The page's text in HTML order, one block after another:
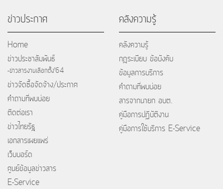
ข่าวประกาศ
Home
ข่าวประชาสัมพันธ์
-ข่าวสารงานเลือกตั้ง'64
ข่าวจัดซื้อจัดจ้าง/ประกาศ
คำถามที่พบบ่อย
ติดต่อเรา
ข่าวไทยรัฐ
เอกสารเผยแพร่
เว็บบอร์ด
ศูนย์ข้อมูลข่าวสาร
E-Service
คลังความรู้
คลังความรู้
กฎระเบียบ ข้อบังคับ
ข้อมูลการบริการ
คำถามที่พบบ่อย
สารจากนายก อบต.
คู่มือการปฏิบัติงาน
คู่มือการใช้บริการ E-Service